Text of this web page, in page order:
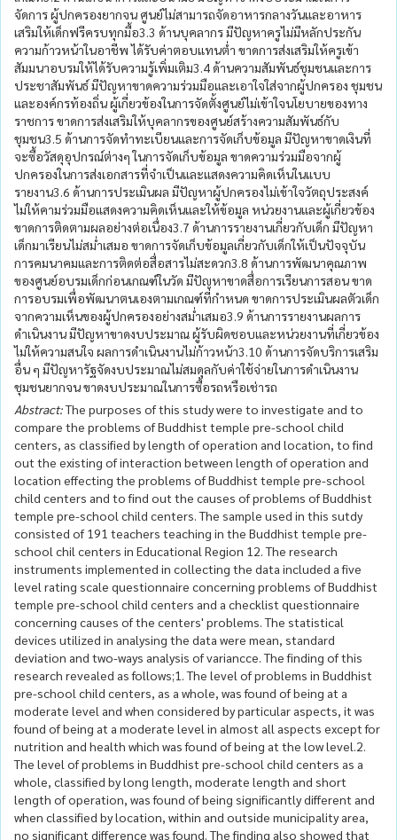
จัดการ ผู้ปกครองยากจน ศูนย์ไม่สามารถจัดอาหารกลางวันและอาหาร
เสริมให้เด็กฟรีครบทุกมื้อ3.3 ด้านบุคลากร มีปัญหาครูไม่มีหลักประกัน
ความก้าวหน้าในอาชีพ ได้รับค่าตอบแทนต่ำ ขาดการส่งเสริมให้ครูเข้า
สัมมนาอบรมให้ได้รับความรู้เพิ่มเติม3.4 ด้านความสัมพันธ์ชุมชนและการ
ประชาสัมพันธ์ มีปัญหาขาดความร่วมมือและเอาใจใส่จากผู้ปกครอง ชุมชน
และองค์กรท้องถิ่น ผู้เกี่ยวข้องในการจัดตั้งศูนย์ไม่เข้าใจนโยบายของทาง
ราชการ ขาดการส่งเสริมให้บุคลากรของศูนย์สร้างความสัมพันธ์กับ
ชุมชน3.5 ด้านการจัดทำทะเบียนและการจัดเก็บข้อมูล มีปัญหาขาดเงินที่
จะซื้อวัสดุอุปกรณ์ต่างๆ ในการจัดเก็บข้อมูล ขาดความร่วมมือจากผู้
ปกครองในการส่งเอกสารที่จำเป็นและแสดงความคิดเห็นในแบบ
รายงาน3.6 ด้านการประเมินผล มีปัญหาผู้ปกครองไม่เข้าใจวัตถุประสงค์
ไม่ให้คามร่วมมือแสดงความคิดเห็นและให้ข้อมูล หน่วยงานและผู้เกี่ยวข้อง
ขาดการติดตามผลอย่างต่อเนื่อง3.7 ด้านการรายงานเกี่ยวกับเด็ก มีปัญหา
เด็กมาเรียนไม่สม่ำเสมอ ขาดการจัดเก็บข้อมูลเกี่ยวกับเด็กให้เป็นปัจจุบัน
การคมนาคมและการติดต่อสื่อสารไม่สะดวก3.8 ด้านการพัฒนาคุณภาพ
ของศูนย์อบรมเด็กก่อนเกณฑ์ในวัด มีปัญหาขาดสื่อการเรียนการสอน ขาด
การอบรมเพื่อพัฒนาตนเองตามเกณฑ์ที่กำหนด ขาดการประเมินผลตัวเด็ก
จากความเห็นของผู้ปกครองอย่างสม่ำเสมอ3.9 ด้านการรายงานผลการ
ดำเนินงาน มีปัญหาขาดงบประมาณ ผู้รับผิดชอบและหน่วยงานที่เกี่ยวข้อง
ไม่ให้ความสนใจ ผลการดำเนินงานไม่ก้าวหน้า3.10 ด้านการจัดบริการเสริม
อื่น ๆ มีปัญหารัฐจัดงบประมาณไม่สมดุลกับค่าใช้จ่ายในการดำเนินงาน
ชุมชนยากจน ขาดงบประมาณในการซื้อรถหรือเช่ารถ
Abstract:The purposes of this study were to investigate and to
compare the problems of Buddhist temple pre-school child
centers, as classified by length of operation and location, to find
out the existing of interaction between length of operation and
location effecting the problems of Buddhist temple pre-school
child centers and to find out the causes of problems of Buddhist
temple pre-school child centers. The sample used in this sutdy
consisted of 191 teachers teaching in the Buddhist temple pre-
school chil centers in Educational Region 12. The research
instruments implemented in collecting the data included a five
level rating scale questionnaire concerning problems of Buddhist
temple pre-school child centers and a checklist questionnaire
concerning causes of the centers' problems. The statistical
devices utilized in analysing the data were mean, standard
deviation and two-ways analysis of variancce. The finding of this
research revealed as follows;1. The level of problems in Buddhist
pre-school child centers, as a whole, was found of being at a
moderate level and when considered by particular aspects, it was
found of being at a moderate level in almost all aspects except for
nutrition and health which was found of being at the low level.2.
The level of problems in Buddhist pre-school child centers as a
whole, classified by long length, moderate length and short
length of operation, was found of being significantly different and
when classified by location, within and outside municipality area,
no significant difference was found. The finding also showed that